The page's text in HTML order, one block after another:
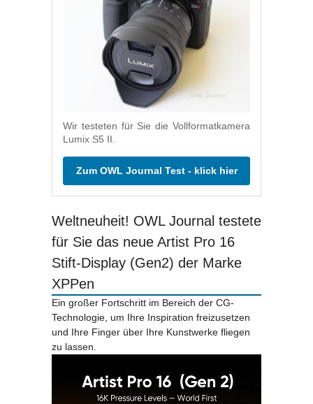
Wir testeten für Sie die Vollformatkamera
Lumix S5 II.
Zum OWL Journal Test - klick hier
Weltneuheit! OWL Journal testete
für Sie das neue Artist Pro 16
Stift-Display (Gen2) der Marke
XPPen
Ein großer Fortschritt im Bereich der CG-
Technologie, um Ihre Inspiration freizusetzen
und Ihre Finger über Ihre Kunstwerke fliegen
zu lassen.